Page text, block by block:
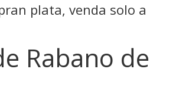
plata, venda solo a
Rabano de